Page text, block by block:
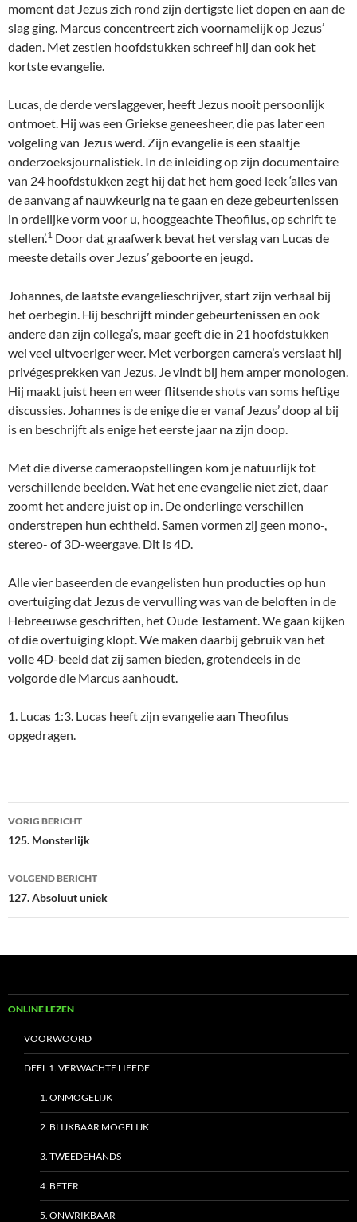
moment dat Jezus zich rond zijn dertigste liet dopen en aan de
slag ging. Marcus concentreert zich voornamelijk op Jezus’
daden. Met zestien hoofdstukken schreef hij dan ook het
kortste evangelie.
Lucas, de derde verslaggever, heeft Jezus nooit persoonlijk
ontmoet. Hij was een Griekse geneesheer, die pas later een
volgeling van Jezus werd. Zijn evangelie is een staaltje
onderzoeksjournalistiek. In de inleiding op zijn documentaire
van 24 hoofdstukken zegt hij dat het hem goed leek ‘alles van
de aanvang af nauwkeurig na te gaan en deze gebeurtenissen
in ordelijke vorm voor u, hooggeachte Theofilus, op schrift te
stellen’.1 Door dat graafwerk bevat het verslag van Lucas de
meeste details over Jezus’ geboorte en jeugd.
Johannes, de laatste evangelieschrijver, start zijn verhaal bij
het oerbegin. Hij beschrijft minder gebeurtenissen en ook
andere dan zijn collega’s, maar geeft die in 21 hoofdstukken
wel veel uitvoeriger weer. Met verborgen camera’s verslaat hij
privégesprekken van Jezus. Je vindt bij hem amper monologen.
Hij maakt juist heen en weer flitsende shots van soms heftige
discussies. Johannes is de enige die er vanaf Jezus’ doop al bij
is en beschrijft als enige het eerste jaar na zijn doop.
Met die diverse cameraopstellingen kom je natuurlijk tot
verschillende beelden. Wat het ene evangelie niet ziet, daar
zoomt het andere juist op in. De onderlinge verschillen
onderstrepen hun echtheid. Samen vormen zij geen mono-,
stereo- of 3D-weergave. Dit is 4D.
Alle vier baseerden de evangelisten hun producties op hun
overtuiging dat Jezus de vervulling was van de beloften in de
Hebreeuwse geschriften, het Oude Testament. We gaan kijken
of die overtuiging klopt. We maken daarbij gebruik van het
volle 4D-beeld dat zij samen bieden, grotendeels in de
volgorde die Marcus aanhoudt.
1. Lucas 1:3. Lucas heeft zijn evangelie aan Theofilus
opgedragen.
Bericht
navigatie
VORIG BERICHT
125. Monsterlijk
VOLGEND BERICHT
127. Absoluut uniek
ONLINE LEZEN
VOORWOORD
DEEL 1. VERWACHTE LIEFDE
1. ONMOGELIJK
2. BLIJKBAAR MOGELIJK
3. TWEEDEHANDS
4. BETER
5. ONWRIKBAAR